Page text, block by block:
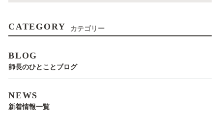
CATEGORY カテゴリー
BLOG
師長のひとことブログ
NEWS
新着情報一覧